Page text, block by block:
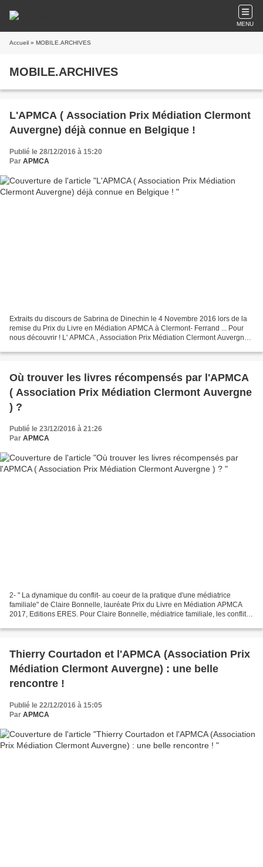
MENU
Accueil » MOBILE.ARCHIVES
MOBILE.ARCHIVES
L'APMCA ( Association Prix Médiation Clermont
Auvergne) déjà connue en Belgique !
Publié le 28/12/2016 à 15:20
Par APMCA
Extraits du discours de Sabrina de Dinechin le 4 Novembre 2016 lors de la
remise du Prix du Livre en Médiation APMCA à Clermont- Ferrand ... Pour
nous découvrir ! L' APMCA , Association Prix Médiation Clermont Auvergne ,
Où trouver les livres récompensés par l'APMCA
( Association Prix Médiation Clermont Auvergne
) ?
Publié le 23/12/2016 à 21:26
Par APMCA
2- " La dynamique du conflit- au coeur de la pratique d'une médiatrice
familiale" de Claire Bonnelle, lauréate Prix du Livre en Médiation APMCA
2017, Editions ERES. Pour Claire Bonnelle, médiatrice familiale, les conflits
Thierry Courtadon et l'APMCA (Association Prix
Médiation Clermont Auvergne) : une belle
rencontre !
Publié le 22/12/2016 à 15:05
Par APMCA